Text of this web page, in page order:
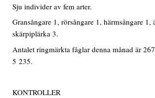
Sju individer av fem arter.
Gransångare 1, rörsångare 1, härmsångare 1,
skärpiplärka 3.
Antalet ringmärkta fåglar denna månad är
5 235.
KONTROLLER